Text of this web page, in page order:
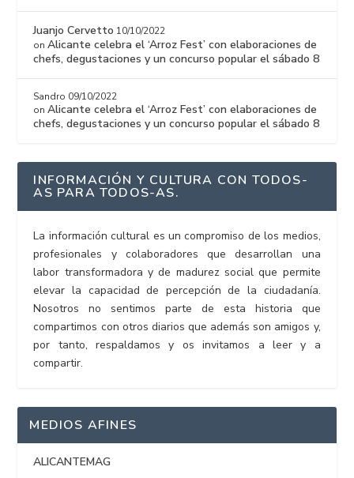
Juanjo Cervetto 10/10/2022
onAlicante celebra el ‘Arroz Fest’ con elaboraciones de
chefs, degustaciones y un concurso popular el sábado 8
Sandro 09/10/2022
onAlicante celebra el ‘Arroz Fest’ con elaboraciones de
chefs, degustaciones y un concurso popular el sábado 8
INFORMACIÓN Y CULTURA CON TODOS-
AS PARA TODOS-AS.
La información cultural es un compromiso de los medios,
profesionales y colaboradores que desarrollan una
labor transformadora y de madurez social que permite
elevar la capacidad de percepción de la ciudadanía.
Nosotros no sentimos parte de esta historia que
compartimos con otros diarios que además son amigos y,
por tanto, respaldamos y os invitamos a leer y a
compartir.
MEDIOS AFINES
ALICANTEMAG